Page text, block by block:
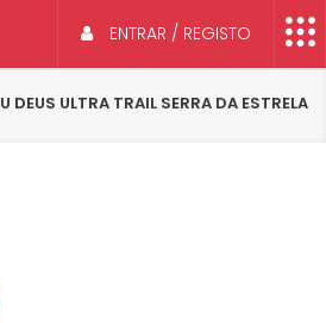
ENTRAR / REGISTO
DEUS ULTRA TRAIL SERRA DA ESTRELA